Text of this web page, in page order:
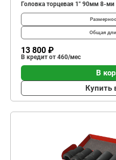
Головка торцевая 1" 90мм 8-
Общая
13 800 ₽
В кредит от 460/мес
В
Купить